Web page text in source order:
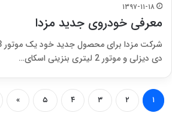
۱۳۹۷-۱۱-۱۸
معرفی خودروی جدید مزدا
دی دیزلی و موتور 2 لیتری بنزینی اسکای…
۱ ۲ ۳ ۴ ۵ »